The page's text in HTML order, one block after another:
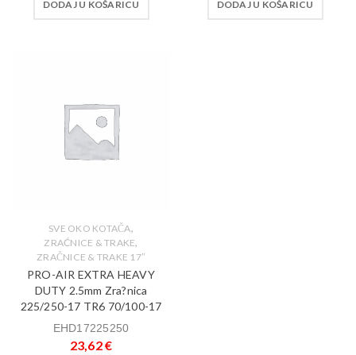
DODAJ U KOŠARICU DODAJ U KOŠARICU
SVE OKO KOTAČA,
ZRAĆNICE & TRAKE,
ZRAČNICE & TRAKE 17″
PRO-AIR EXTRA HEAVY
DUTY 2.5mm Zra?nica
225/250-17 TR6 70/100-17
EHD17225250
23,62€